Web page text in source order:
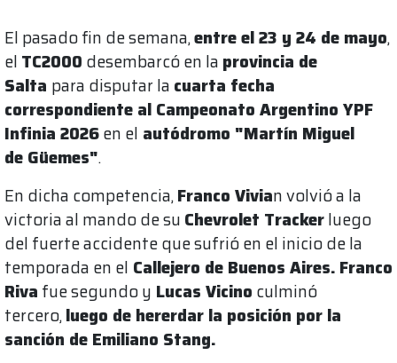
El pasado fin de semana,entre el 23 y 24 de mayo,
el TC2000 desembarcó en la provincia de
Salta para disputar la cuarta fecha
correspondiente al Campeonato Argentino YPF
Infinia 2026en el autódromo "Martín Miguel
de Güemes".
En dicha competencia,Franco Vivian volvió a la
victoria al mando de su Chevrolet Trackerluego
del fuerte accidente que sufrió en el inicio de la
temporada en el Callejero de Buenos Aires. Franco
Riva fue segundo y Lucas Vicino culminó
tercero,luego de hererdar la posición por la
sanción de Emiliano Stang.